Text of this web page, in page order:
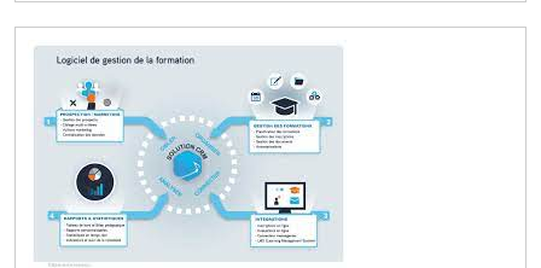
Gestion
De
Projet
En
Ligne